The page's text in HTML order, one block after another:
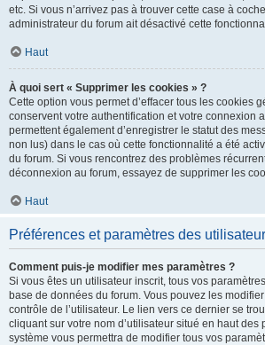
etc. Si vous n’arrivez pas à trouver cette case à
administrateur du forum ait désactivé cette
Haut
À quoi sert « Supprimer les cookies » ?
Cette option vous permet d’effacer tous les cookies
conservent votre authentification et votre connexion
permettent également d’enregistrer le statut des
non lus) dans le cas où cette fonctionnalité a été
du forum. Si vous rencontrez des problèmes
déconnexion au forum, essayez de supprimer les
Haut
Préférences et paramètres des
Comment puis-je modifier mes paramètres ?
Si vous êtes un utilisateur inscrit, tous vos
base de données du forum. Vous pouvez les
contrôle de l’utilisateur. Le lien vers ce dernier se
cliquant sur votre nom d’utilisateur situé en haut des
système vous permettra de modifier tous vos